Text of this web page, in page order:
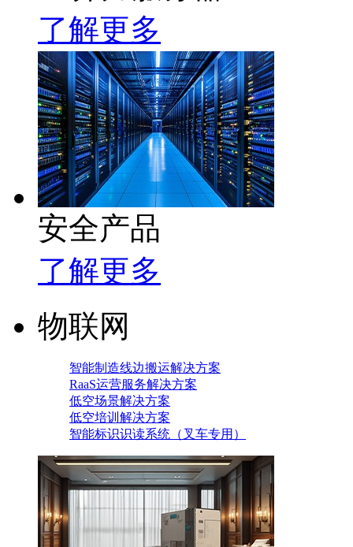
了解更多
安全产品
了解更多
物联网
智能制造线边搬运解决方案
RaaS运营服务解决方案
低空场景解决方案
低空培训解决方案
智能标识识读系统（叉车专用）